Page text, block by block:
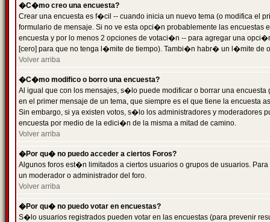
�C�mo creo una encuesta?
Crear una encuesta es f�cil -- cuando inicia un nuevo tema (o modifica el
formulario de mensaje. Si no ve esta opci�n probablemente las
encuesta y por lo menos 2 opciones de votaci�n -- para agregar una
[cero] para que no tenga l�mite de tiempo). Tambi�n habr� un l�mite de
Volver arriba
�C�mo modifico o borro una encuesta?
Al igual que con los mensajes, s�lo puede modificar o borrar una
en el primer mensaje de un tema, que siempre es el que tiene la encuesta
Sin embargo, si ya existen votos, s�lo los administradores y moderadores
encuesta por medio de la edici�n de la misma a mitad de camino.
Volver arriba
�Por qu� no puedo acceder a ciertos Foros?
Algunos foros est�n limitados a ciertos usuarios o grupos de usuarios.
un moderador o administrador del foro.
Volver arriba
�Por qu� no puedo votar en encuestas?
S�lo usuarios registrados pueden votar en las encuestas (para prevenir